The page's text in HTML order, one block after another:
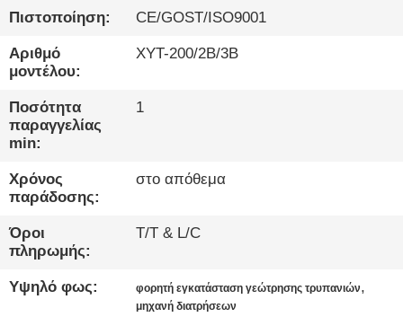
ΓΎΡΟΣ
ΕΡΓΟΣΤΑΣΊΩΝ
ΠΟΙΟΤΙΚΌΣ
ΈΛΕΓΧΟΣ
ΜΑΣ
ΕΛΆΤΕ
ΕΠΑΦΉ
Πιστοποίηση: CE/GOST/ISO9001
Αριθμό
μοντέλου:
XYT-200/2Β/3Β
Ποσότητα
παραγγελίας
min:
1
Χρόνος
παράδοσης:
στο απόθεμα
Όροι
πληρωμής:
T/T & L/C
Υψηλό φως: φορητή εγκατάσταση γεώτρησης τρυπανιών,
μηχανή διατρήσεων